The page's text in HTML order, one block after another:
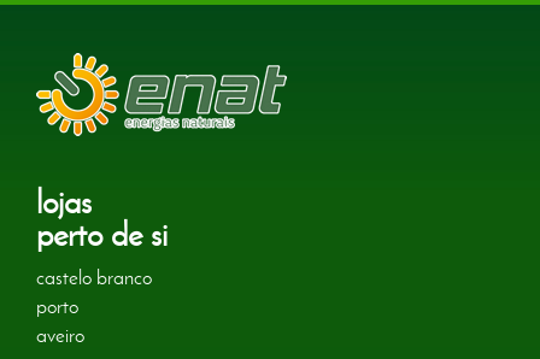
lojas
perto de si
castelo branco
porto
aveiro